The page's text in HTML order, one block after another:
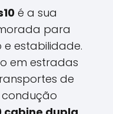
é a sua
para
estabilidade.
em estradas
de